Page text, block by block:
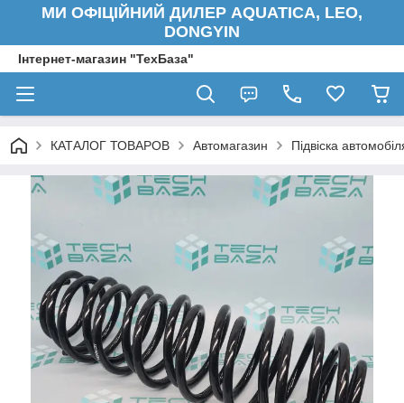
МИ ОФІЦІЙНИЙ ДИЛЕР AQUATICA, LEO,
DONGYIN
Інтернет-магазин "ТехБаза"
КАТАЛОГ ТОВАРОВ Автомагазин Підвіска